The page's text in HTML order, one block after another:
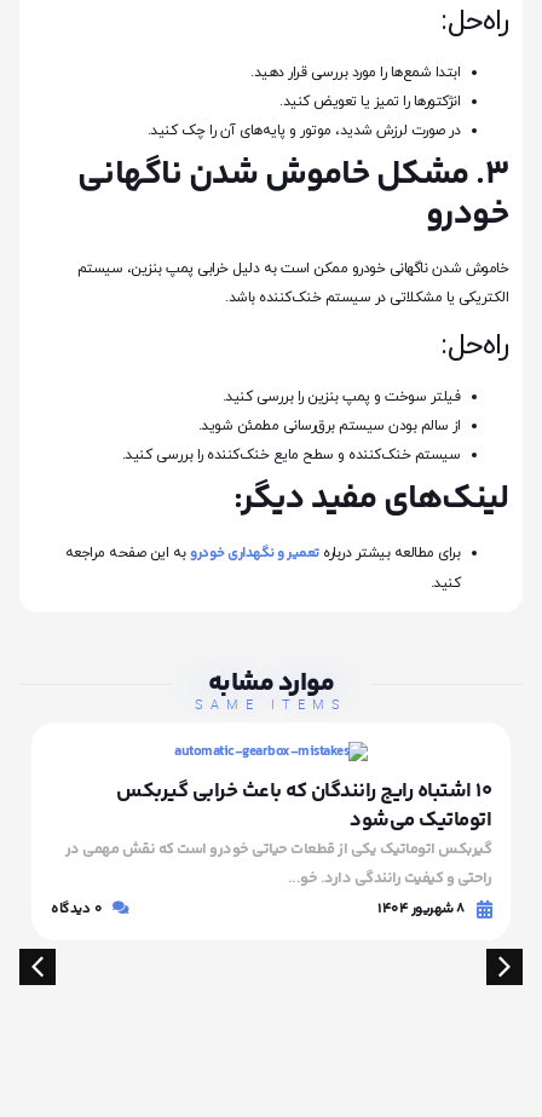
راه‌حل:
ابتدا شمع‌ها را مورد بررسی قرار دهید.
انژکتورها را تمیز یا تعویض کنید.
در صورت لرزش شدید، موتور و پایه‌های آن را چک کنید.
3. مشکل خاموش شدن ناگهانی
خودرو
خاموش شدن ناگهانی خودرو ممکن است به دلیل خرابی پمپ بنزین، سیستم
الکتریکی یا مشکلاتی در سیستم خنک‌کننده باشد.
راه‌حل:
فیلتر سوخت و پمپ بنزین را بررسی کنید.
از سالم بودن سیستم برق‌رسانی مطمئن شوید.
سیستم خنک‌کننده و سطح مایع خنک‌کننده را بررسی کنید.
لینک‌های مفید دیگر:
برای مطالعه بیشتر دربارهتعمیر و نگهداری خودروبه این صفحه مراجعه
کنید.
موارد مشابه
SAME ITEMS
۱۰ اشتباه رایج رانندگان که باعث خرابی گیربکس
اتوماتیک می‌شود
گیربکس اتوماتیک یکی از قطعات حیاتی خودرو است که نقش مهمی در
راحتی و کیفیت رانندگی دارد. خو...
۸ شهریور ۱۴۰۴ 0 دیدگاه